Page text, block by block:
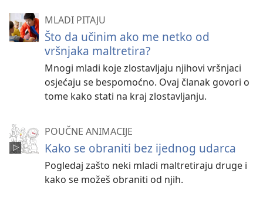
MLADI PITAJU
Što da učinim ako me netko od
vršnjaka maltretira?
Mnogi mladi koje zlostavljaju njihovi vršnjaci
osjećaju se bespomoćno. Ovaj članak govori o
tome kako stati na kraj zlostavljanju.
POUČNE ANIMACIJE
Kako se obraniti bez ijednog udarca
Pogledaj zašto neki mladi maltretiraju druge i
kako se možeš obraniti od njih.